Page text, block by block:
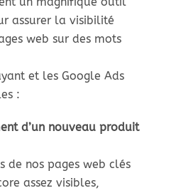
assurer la visibilité
web sur des mots
et les Google Ads
:
d’un nouveau produit
de nos pages web clés
assez visibles,